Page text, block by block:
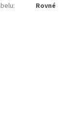
: Rovné